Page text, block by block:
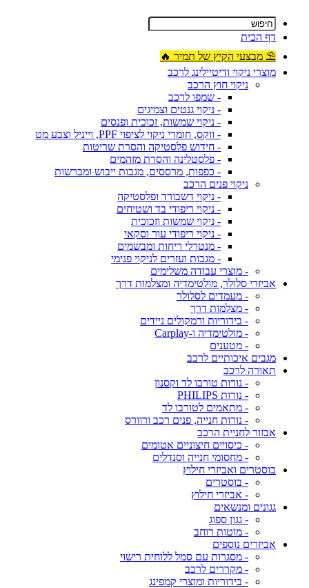
דף הבית
⛱ מבצעי הקיץ של תמיר 🔥
מוצרי ניקוי ודיטיילינג לרכב
ניקוי חוץ הרכב
- שמפו לרכב
- ניקוי גנטים וצמיגים
- ניקוי שמשות, זכוכית ופנסים
- ווקס, חומרי ניקוי לציפוי PPF, וייניל וצבע מט
- חידוש פלסטיקה והסרת שריטות
- פלסטלינה והסרת מזהמים
- כפפות, מרססים, מגבות ייבוש ומברשות
ניקוי פנים הרכב
- ניקוי דשבורד ופלסטיקה
- ניקוי ריפודי בד ושטיחים
- ניקוי שמשות וזכוכית
- ניקוי ריפודי עור וסקאי
- מנטרלי ריחות ומבשמים
- מגבות ועזרים לניקוי פנימי
- מוצרי עבודה משלימים
אביזרי סלולר, מולטימדיה ומצלמות דרך
- מעמדים לסלולר
- מצלמות דרך
- בידוריות ורמקולים ניידים
- מולטימדיה ו-Carplay
- מטענים
מגבים איכותיים לרכב
תאורה לרכב
- נורות טורבו לד וקסנון
- נורות PHILIPS
- מתאמים לטורבו לד
- נורות חנייה, פנים רכב ורוורס
אבזור לחניית הרכב
- כיסויים חיצוניים אטומים
- מחסומי חנייה וסנדלים
בוסטרים ואביזרי חילוץ
- בוסטרים
- אביזרי חילוץ
גגונים ומנשאים
- גגון ספוג
- מוטות רוחב
אביזרים נוספים
- מסגרות עם סמל ללוחית רישוי
- מקררים לרכב
- בידוריות ומוצרי קמפינג